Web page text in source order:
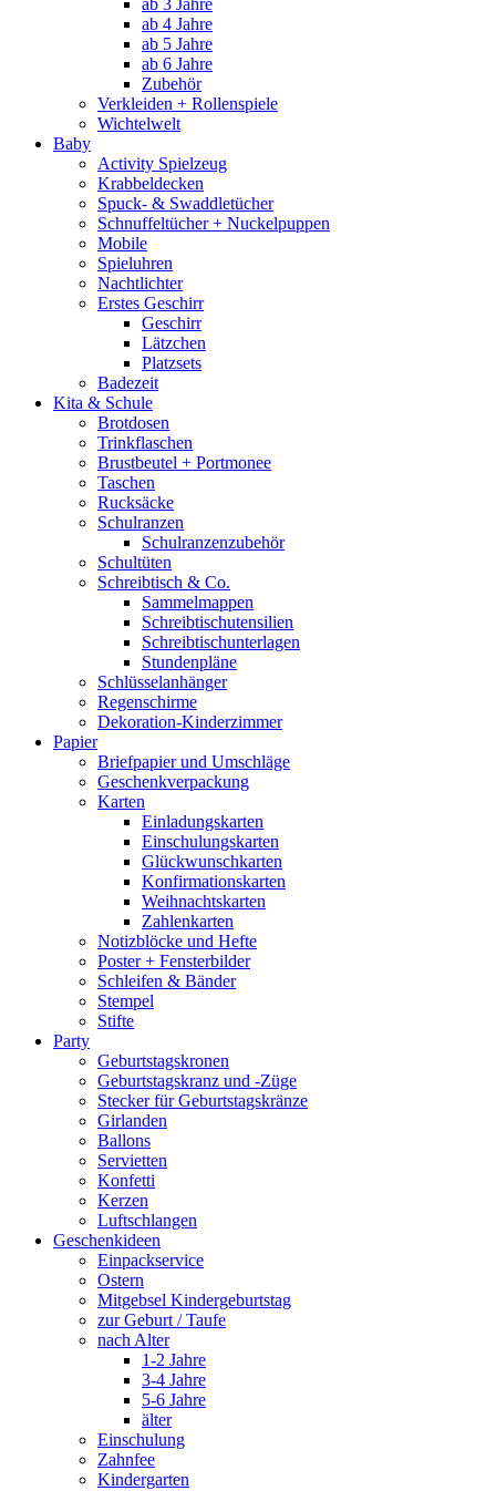
ab 3 Jahre
ab 4 Jahre
ab 5 Jahre
ab 6 Jahre
Zubehör
Verkleiden + Rollenspiele
Wichtelwelt
Baby
Activity Spielzeug
Krabbeldecken
Spuck- & Swaddletücher
Schnuffeltücher + Nuckelpuppen
Mobile
Spieluhren
Nachtlichter
Erstes Geschirr
Geschirr
Lätzchen
Platzsets
Badezeit
Kita & Schule
Brotdosen
Trinkflaschen
Brustbeutel + Portmonee
Taschen
Rucksäcke
Schulranzen
Schulranzenzubehör
Schultüten
Schreibtisch & Co.
Sammelmappen
Schreibtischutensilien
Schreibtischunterlagen
Stundenpläne
Schlüsselanhänger
Regenschirme
Dekoration-Kinderzimmer
Papier
Briefpapier und Umschläge
Geschenkverpackung
Karten
Einladungskarten
Einschulungskarten
Glückwunschkarten
Konfirmationskarten
Weihnachtskarten
Zahlenkarten
Notizblöcke und Hefte
Poster + Fensterbilder
Schleifen & Bänder
Stempel
Stifte
Party
Geburtstagskronen
Geburtstagskranz und -Züge
Stecker für Geburtstagskränze
Girlanden
Ballons
Servietten
Konfetti
Kerzen
Luftschlangen
Geschenkideen
Einpackservice
Ostern
Mitgebsel Kindergeburtstag
zur Geburt / Taufe
nach Alter
1-2 Jahre
3-4 Jahre
5-6 Jahre
älter
Einschulung
Zahnfee
Kindergarten